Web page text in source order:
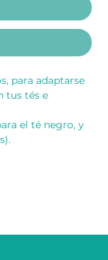
para adaptarse
tus tés e
el té negro, y